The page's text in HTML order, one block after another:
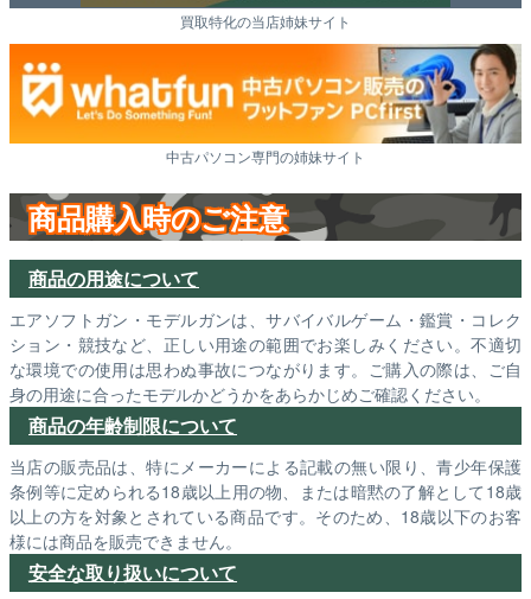
買取特化の当店姉妹サイト
中古パソコン専門の姉妹サイト
商品購入時のご注意
商品の用途について
エアソフトガン・モデルガンは、サバイバルゲーム・鑑賞・コレク
ション・競技など、正しい用途の範囲でお楽しみください。不適切
な環境での使用は思わぬ事故につながります。ご購入の際は、ご自
身の用途に合ったモデルかどうかをあらかじめご確認ください。
商品の年齢制限について
当店の販売品は、特にメーカーによる記載の無い限り、青少年保護
条例等に定められる18歳以上用の物、または暗黙の了解として18歳
以上の方を対象とされている商品です。そのため、18歳以下のお客
様には商品を販売できません。
安全な取り扱いについて